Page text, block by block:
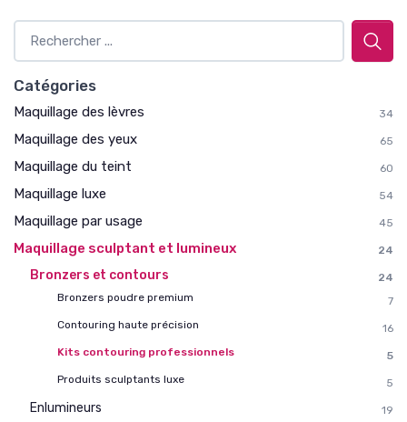
Catégories
Maquillage des lèvres 34
Maquillage des yeux 65
Maquillage du teint 60
Maquillage luxe 54
Maquillage par usage 45
Maquillage sculptant et lumineux 24
Bronzers et contours
24
Bronzers poudre premium
7
Contouring haute précision
16
Kits contouring professionnels
5
Produits sculptants luxe
5
Enlumineurs 19